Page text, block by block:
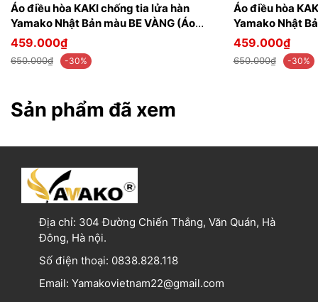
Áo điều hòa KAKI chống tia lửa hàn
Yamako Nhật Bản màu BE VÀNG (Áo
bán rời không phụ kiện)
459.000₫
650.000₫ -30%
Áo điều hòa
Yamako Nhật
bán rời không
459.000₫
650.000₫ -30%
Sản phẩm đã xem
Địa chỉ: 304 Đường Chiến Thắng, Văn Quán, Hà
Đông, Hà nội.
Số điện thoại: 0838.828.118
Email: Yamakovietnam22@gmail.com